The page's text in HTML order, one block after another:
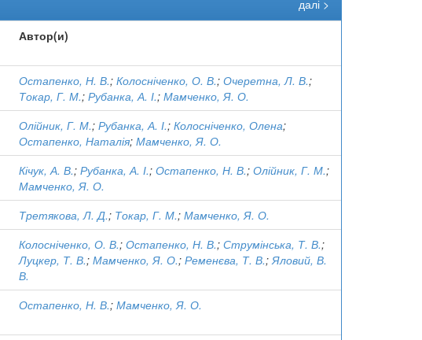
далі >
Автор(и)
Остапенко, Н. В.; Колосніченко, О. В.; Очеретна, Л. В.;
Токар, Г. М.; Рубанка, А. І.; Мамченко, Я. О.
Олійник, Г. М.; Рубанка, А. І.; Колосніченко, Олена;
Остапенко, Наталія; Мамченко, Я. О.
Кічук, А. В.; Рубанка, А. І.; Остапенко, Н. В.; Олійник, Г. М.;
Мамченко, Я. О.
Третякова, Л. Д.; Токар, Г. М.; Мамченко, Я. О.
Колосніченко, О. В.; Остапенко, Н. В.; Струмінська, Т. В.;
Луцкер, Т. В.; Мамченко, Я. О.; Ременєва, Т. В.;Яловий, В.
В.
Остапенко, Н. В.; Мамченко, Я. О.